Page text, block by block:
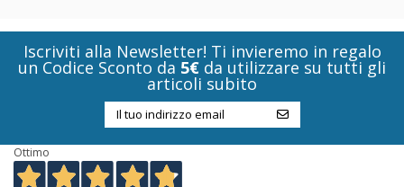
Iscriviti alla Newsletter! Ti invieremo in regalo
un Codice Sconto da 5€ da utilizzare su tutti gli
articoli subito
Ottimo